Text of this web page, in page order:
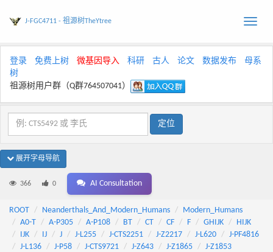
Toggle
J-FGC4711 - 祖源树TheYtree
登录 免费上树 微基因导入 科研 古人 论文 数据发布
母系
树
祖源树用户群（Q群764507041）
展开字母导航
366 0 AI Consultation
ROOT Neanderthals_And_Modern_Humans
Modern_Humans
A0-T
A-P305 A-P108 BT CT CF F GHIJK
HIJK
IJK
IJ J J-L255 J-CTS2251 J-Z2217 J-L620
J-PF4816
J-L136
J-P58 J-CTS9721 J-Z643 J-Z1865
J-Z1853